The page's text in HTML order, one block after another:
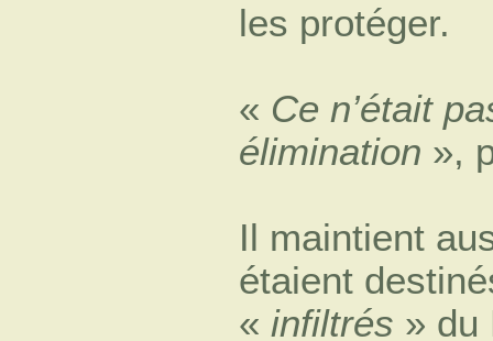
les protéger.
« Ce n’était
élimination »,
Il maintient
étaient
« infiltrés » du